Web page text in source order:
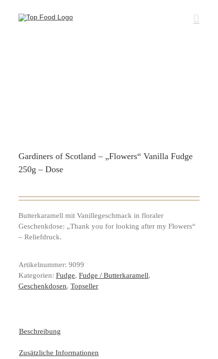
Inhalt
Gardiners of Scotland – „Flowers“ Vanilla Fudge
250g – Dose
Butterkaramell mit Vanillegeschmack in floraler
Geschenkdose: „Thank you for looking after my Flowers“
– Reliefdruck.
Artikelnummer: 9099
Kategorien: Fudge, Fudge / Butterkaramell,
Geschenkdosen, Topseller
Beschreibung
Zusätzliche Informationen